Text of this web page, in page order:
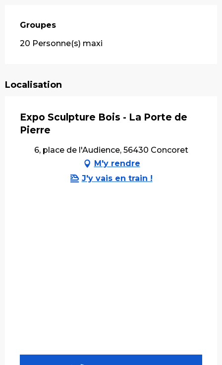
Groupes
Groupes
20 Personne(s) maxi
Localisation
Expo Sculpture Bois - La Porte de
Pierre
6, place de l'Audience, 56430 Concoret
M'y rendre
J'y vais en train !